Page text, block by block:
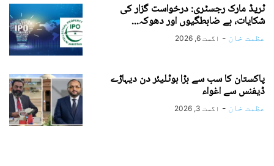
ٹریڈ مارک رجسٹری: درخواست گزار کی
شکایات، بے ضابطگیوں اور دھوکہ...
عظمت خان - اگست 6, 2026
پاکستان کا سب سے بڑا ہوٹلیئر دن دیہاڑے
ڈیفنس سے اغواء
عظمت خان - اگست 3, 2026